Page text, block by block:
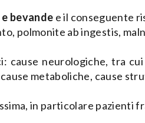
bevande e il conseguente
polmonite ab ingestis,
cause neurologiche, tra
metaboliche, cause
in particolare pazienti